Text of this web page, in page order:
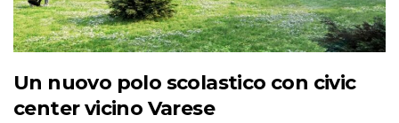
Un nuovo polo scolastico con civic
center vicino Varese